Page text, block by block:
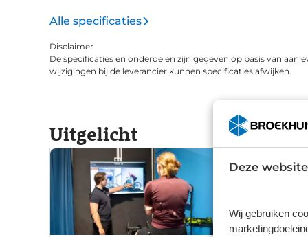
Deze
Wij gebruiken
Alle specificaties
Disclaimer
De specificaties en onderdelen zijn gegeven op basis van
wijzigingen bij de leverancier kunnen specificaties afwijken.
Uitgelicht